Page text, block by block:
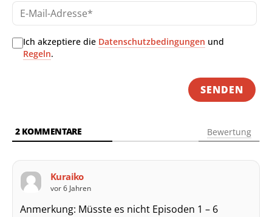
E-
Ich akzeptiere die Datenschutzbedingungen und
Regeln.
2KOMMENTARE Bewertung
Kuraiko
vor 6 Jahren
Anmerkung: Müsste es nicht Episoden 1 – 6